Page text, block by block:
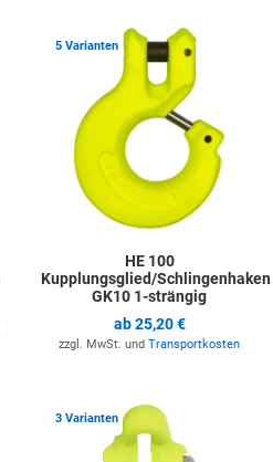
Zur Merkliste hinzufügen
5 Varianten
HE 100
Kupplungsglied/Schlingenhaken
GK10 1-strängig
ab25,20 €
zzgl. MwSt. und Transportkosten
Zur Merkliste hinzufügen
3 Varianten